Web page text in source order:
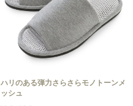
ハリのある弾力さらさらモノトーンメ
ッシュ